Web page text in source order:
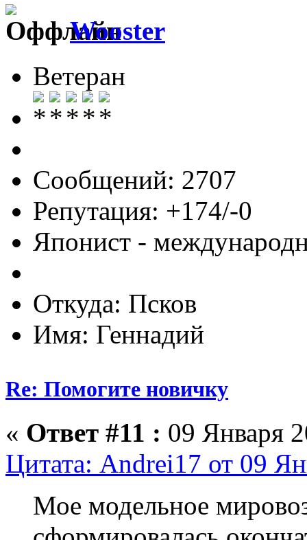
Wooster
Ветеран
Сообщений: 2707
Репутация: +174/-0
Японист -
Откуда: Псков
Имя: Геннадий
Re: Помогите новичку
« Ответ #11 : 09 Января
Цитата: Andrei17 от 09
Мое модельное